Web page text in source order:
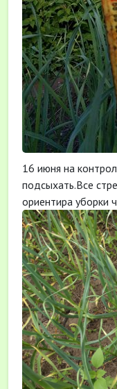
16 июня на
подсыхать.Все
ориентира уборки